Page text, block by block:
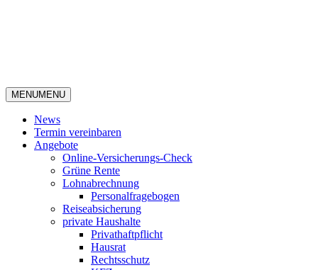
MENUMENU
News
Termin vereinbaren
Angebote
Online-Versicherungs-Check
Grüne Rente
Lohnabrechnung
Personalfragebogen
Reiseabsicherung
private Haushalte
Privathaftpflicht
Hausrat
Rechtsschutz